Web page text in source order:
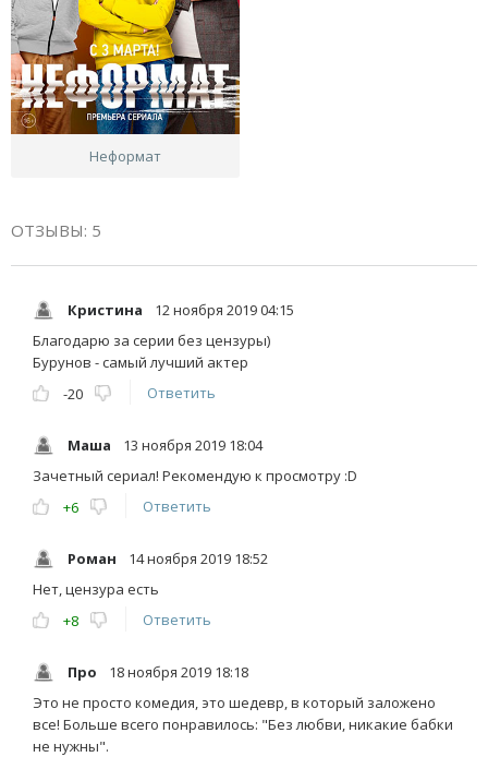
Неформат
ОТЗЫВЫ: 5
Кристина
12 ноября 2019 04:15
Благодарю за серии без цензуры)
Бурунов - самый лучший актер
-20
Ответить
Маша
13 ноября 2019 18:04
Зачетный сериал! Рекомендую к просмотру :D
+6
Ответить
Роман
14 ноября 2019 18:52
Нет, цензура есть
+8
Ответить
Про
18 ноября 2019 18:18
Это не просто комедия, это шедевр, в который заложено
все! Больше всего понравилось: "Без любви, никакие бабки
не нужны".